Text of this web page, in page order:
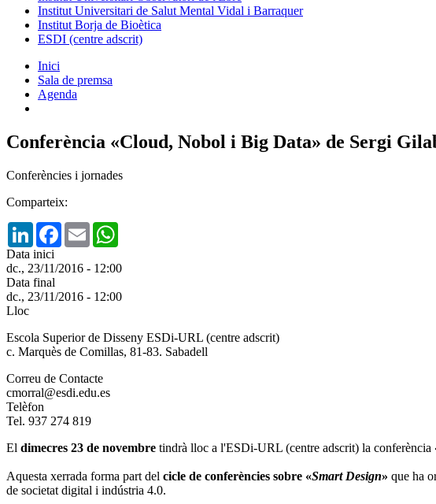
Institut Universitari de Salut Mental Vidal i Barraquer
Institut Borja de Bioètica
ESDI (centre adscrit)
Inici
Sala de premsa
Agenda
Conferència «Cloud, Nobol i Big Data» de Sergi
Conferències i jornades
Comparteix:
LinkedInFacebook
Email
Data inici
dc., 23/11/2016 - 12:00
Data final
dc., 23/11/2016 - 12:00
Lloc
Escola Superior de Disseny ESDi-URL (centre adscrit)
c. Marquès de Comillas, 81-83. Sabadell
Correu de Contacte
cmorral@esdi.edu.es
Telèfon
Tel. 937 274 819
El dimecres 23 de novembre tindrà lloc a l'ESDi-URL (centre adscrit) la conferència
Aquesta xerrada forma part del cicle de conferències sobre «Smart Design» que ha
de societat digital i indústria 4.0.